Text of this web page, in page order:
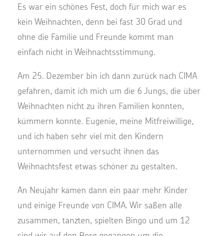
Es war ein schönes Fest, doch für mich war es
kein Weihnachten, denn bei fast 30 Grad und
ohne die Familie und Freunde kommt man
einfach nicht in Weihnachtsstimmung.
Am 25. Dezember bin ich dann zurück nach CIMA
gefahren, damit ich mich um die 6 Jungs, die über
Weihnachten nicht zu ihren Familien konnten,
kümmern konnte. Eugenie, meine Mitfreiwillige,
und ich haben sehr viel mit den Kindern
unternommen und versucht ihnen das
Weihnachtsfest etwas schöner zu gestalten.
An Neujahr kamen dann ein paar mehr Kinder
und einige Freunde von CIMA. Wir saßen alle
zusammen, tanzten, spielten Bingo und um 12